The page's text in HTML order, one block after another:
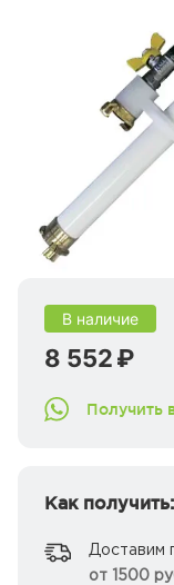
В наличие
8 552 ₽
Получить
Как получить:
Доставим
от 1500